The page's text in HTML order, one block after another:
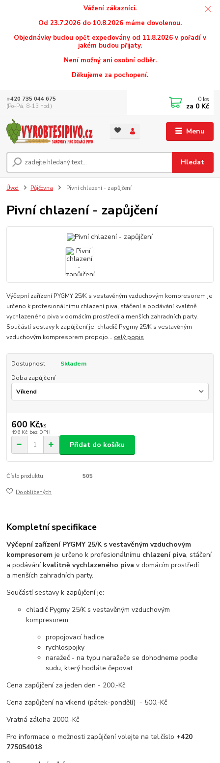
Vážení zákazníci.
Od 23.7.2026 do 10.8.2026 máme dovolenou.
Objednávky budou opět expedovány od 11.8.2026 v pořadí v
jakém budou přijaty.
Není možný ani osobní odběr.
Děkujeme za pochopení.
Menu
Hledat
+420 735 044 675
(Po-Pá, 8-13 hod.)
0 ks
za 0 Kč
Úvod Půjčovna Pivní chlazení - zapůjčení
Pivní chlazení - zapůjčení
Výčepní zařízení PYGMY 25/K s vestavěným vzduchovým kompresorem je
určeno k profesionálnímu chlazení piva, stáčení a podávání kvalitně
vychlazeného piva v domácím prostředí a menších zahradních party.
Součástí sestavy k zapůjčení je: chladič Pygmy 25/K s vestavěným
vzduchovým kompresorem propojo... celý popis
Dostupnost
Skladem
Doba zapůjčení
600 Kč/ks
496 Kč bez DPH
Přidat do košíku
Číslo produktu: 505
Do oblíbených
Kompletní specifikace
Výčepní zařízení PYGMY 25/K s vestavěným vzduchovým
kompresorem je určeno k profesionálnímu chlazení piva, stáčení
a podávání kvalitně vychlazeného piva v domácím prostředí
a menších zahradních party.
Součástí sestavy k zapůjčení je:
chladič Pygmy 25/K s vestavěným vzduchovým
kompresorem
propojovací hadice
rychlospojky
naražeč - na typu naražeče se dohodneme podle
sudu, který hodláte čepovat.
Cena zapůjčení za jeden den - 200,-Kč
Cena zapůjčení na víkend (pátek-pondělí) - 500,-Kč
Vratná záloha 2000,-Kč
Pro informace o možnosti zapůjčení volejte na tel.číslo +420
775054018